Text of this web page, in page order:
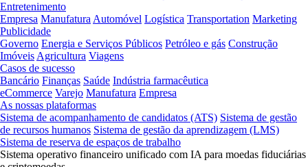
Entretenimento
Empresa Manufatura Automóvel Logística Transportation Marketing
Publicidade
Governo Energia e Serviços Públicos Petróleo e gás Construção
Imóveis Agricultura Viagens
Casos de sucesso
Bancário Finanças Saúde Indústria farmacêutica
eCommerce Varejo Manufatura Empresa
As nossas plataformas
Sistema de acompanhamento de candidatos (ATS) Sistema de gestão
de recursos humanos Sistema de gestão da aprendizagem (LMS)
Sistema de reserva de espaços de trabalho
Sistema operativo financeiro unificado com IA para moedas fiduciárias